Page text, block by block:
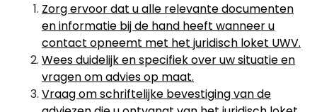
Zorg ervoor dat u alle relevante documenten
en informatie bij de hand heeft wanneer u
contact opneemt met het juridisch loket UWV.
Wees duidelijk en specifiek over uw situatie en
vragen om advies op maat.
Vraag om schriftelijke bevestiging van de